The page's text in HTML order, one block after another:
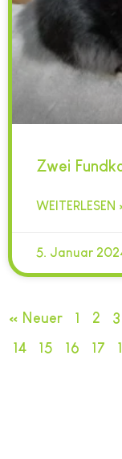
Zwei
WEITERLESEN
5. Januar
« Neuer 1 2 3
14
15 16 17